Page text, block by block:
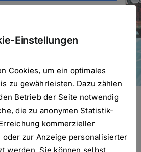
1
November 15, 2023
November 15, 2023
Einstellungen
Cookies, um ein optimales
zu gewährleisten. Dazu zählen
Betrieb der Seite notwendig
die zu anonymen Statistik-
kommerzieller
oder zur Anzeige personalisierter